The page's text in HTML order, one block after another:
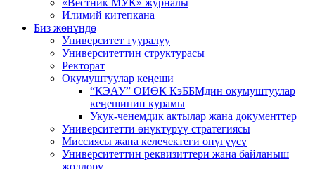
Илимий китепкана
Биз жөнүндө
Университет тууралуу
Университеттин структурасы
Ректорат
Окумуштуулар кеңеши
“КЭАУ” ОИӨК КэББМдин окумуштуулар
кеңешинин курамы
Укук-ченемдик актылар жана документтер
Университетти өнүктүрүү стратегиясы
Миссиясы жана келечектеги өнүгүүсү
Университеттин реквизиттери жана байланыш
жолдору